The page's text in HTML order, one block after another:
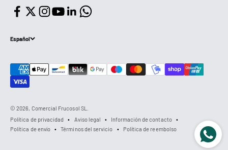
Español
© 2026, Comercial Frucosol SL.
Política de privacidad
Aviso legal
Información de contacto
Política de envío
Términos del servicio Política de reembolso